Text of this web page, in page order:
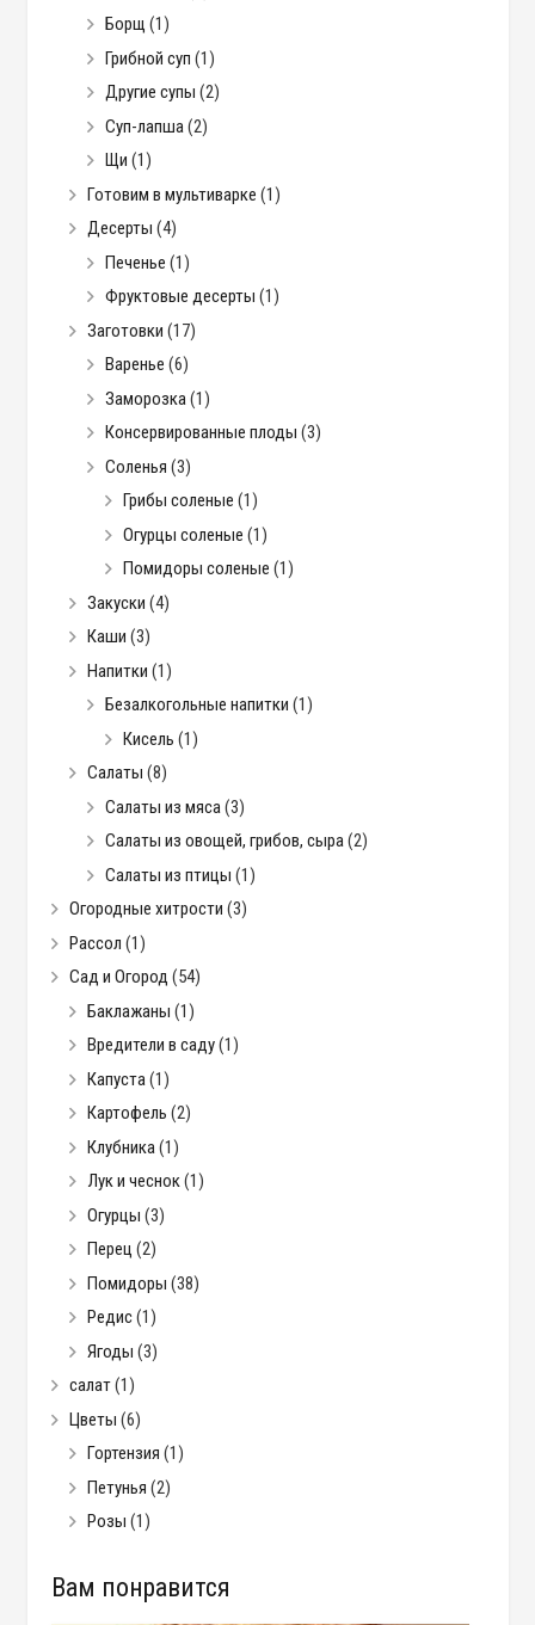
Борщ (1)
Грибной суп (1)
Другие супы (2)
Суп-лапша (2)
Щи (1)
Готовим в мультиварке (1)
Десерты (4)
Печенье (1)
Фруктовые десерты (1)
Заготовки (17)
Варенье (6)
Заморозка (1)
Консервированные плоды (3)
Соленья (3)
Грибы соленые (1)
Огурцы соленые (1)
Помидоры соленые (1)
Закуски (4)
Каши (3)
Напитки (1)
Безалкогольные напитки (1)
Кисель (1)
Салаты (8)
Салаты из мяса (3)
Салаты из овощей, грибов, сыра(2)
Салаты из птицы (1)
Огородные хитрости (3)
Рассол (1)
Сад и Огород (54)
Баклажаны (1)
Вредители в саду(1)
Капуста (1)
Картофель (2)
Клубника (1)
Лук и чеснок(1)
Огурцы (3)
Перец (2)
Помидоры (38)
Редис(1)
Ягоды (3)
салат(1)
Цветы (6)
Гортензия (1)
Петунья (2)
Розы (1)
Вам понравится